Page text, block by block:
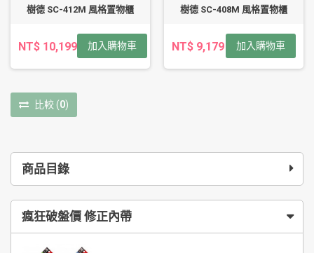
商品目錄
瘋狂破盤價 修正內帶
樹德 SC-412M 風格置物櫃
NT$ 10,199 加入購物車
樹德 SC-408M 風格置物櫃
NT$ 9,179 加入購物車
比較 (0)